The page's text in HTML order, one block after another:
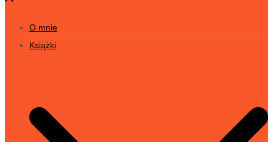
O mnie
Książki